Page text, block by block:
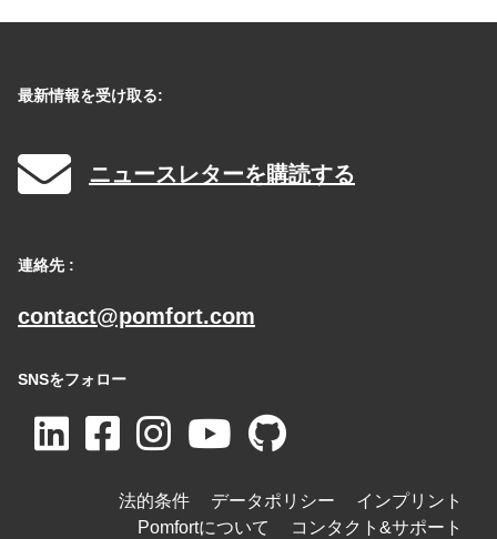
最新情報を受け取る:
ニュースレターを購読する
連絡先 :
contact@pomfort.com
SNSをフォロー
法的条件 データポリシー
インプリント
Pomfortについて
コンタクト&サポート